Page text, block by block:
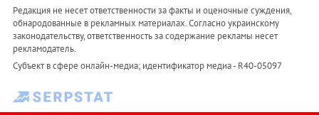
Редакция не несет ответственности за факты и оценочные суждения,
обнародованные в рекламных материалах. Согласно украинскому
законодательству, ответственность за содержание рекламы несет
рекламодатель.
Субъект в сфере онлайн-медиа; идентификатор медиа - R40-05097